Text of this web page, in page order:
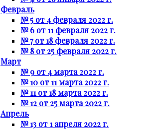
Февраль
№ 5 от 4 февраля 2022 г.
№ 6 от 11 февраля 2022 г.
№ 7 от 18 февраля 2022 г.
№ 8 от 25 февраля 2022 г.
Март
№ 9 от 4 марта 2022 г.
№ 10 от 11 марта 2022 г.
№ 11 от 18 марта 2022 г.
№ 12 от 25 марта 2022 г.
Апрель
№ 13 от 1 апреля 2022 г.